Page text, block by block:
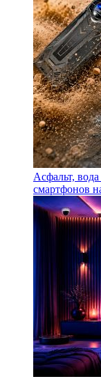
Асфальт,
смартфонов